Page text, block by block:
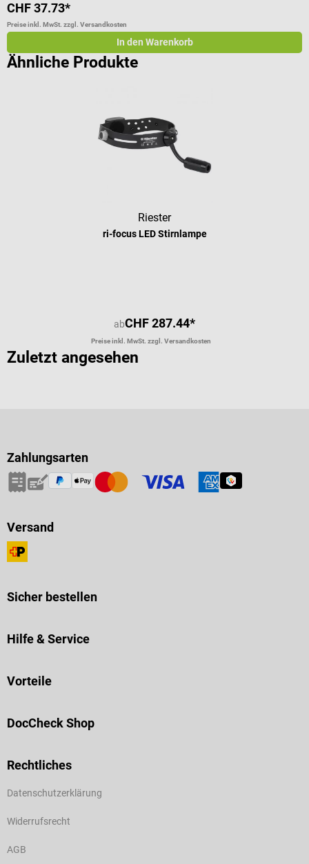
CHF 37.73*
Preise inkl. MwSt. zzgl. Versandkosten
In den Warenkorb
Ähnliche Produkte
Riester
ri-focus LED Stirnlampe
abCHF 287.44*
Preise inkl. MwSt. zzgl. Versandkosten
Zuletzt angesehen
Zahlungsarten
Versand
Sicher bestellen
Hilfe & Service
Vorteile
DocCheck Shop
Rechtliches
Datenschutzerklärung
Widerrufsrecht
AGB